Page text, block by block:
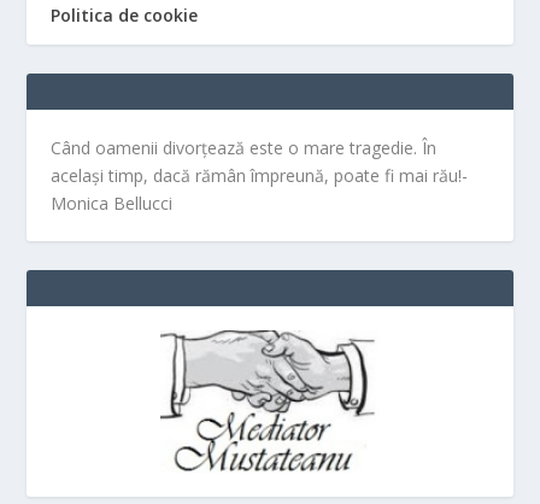
Politica de cookie
Când oamenii divorțează este o mare tragedie. În
același timp, dacă rămân împreună, poate fi mai rău!-
Monica Bellucci